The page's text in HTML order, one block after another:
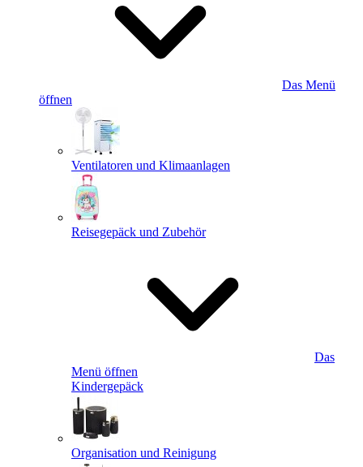
Das Menü
öffnen
Ventilatoren und Klimaanlagen
Reisegepäck und Zubehör
Das
Menü öffnen
Kindergepäck
Organisation und Reinigung